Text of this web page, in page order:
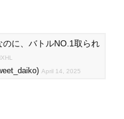
に、バトルNO.1取られ
April 14, 2025